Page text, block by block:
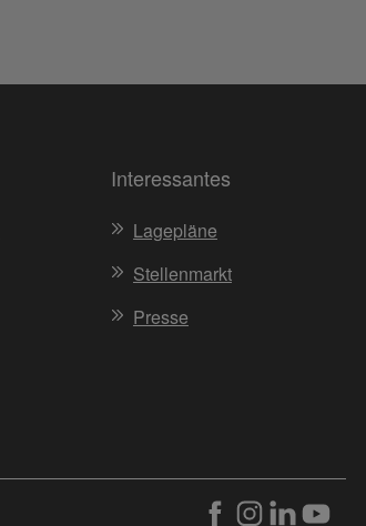
Interessantes
Lagepläne
Stellenmarkt
Presse